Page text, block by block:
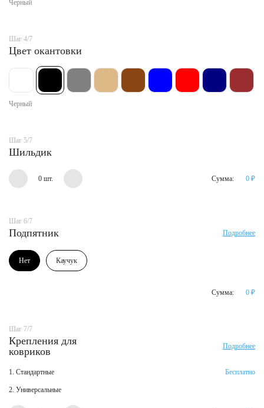
Черный
Шаг 4/7
Цвет окантовки
Черный
Шаг 5/7
Шильдик
0 шт. Сумма: 0 ₽
Шаг 6/7
Подпятник Подробнее
Нет Каучук
Сумма: 0 ₽
Шаг 7/7
Крепления для
ковриков
Подробнее
1. Стандартные Бесплатно
2. Универсальные